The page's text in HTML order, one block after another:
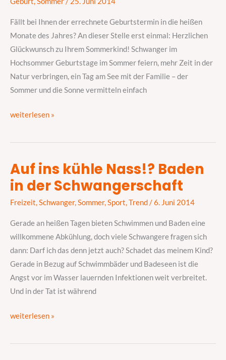
Fällt bei Ihnen der errechnete Geburtstermin in die heißen
Monate des Jahres? An dieser Stelle erst einmal: Herzlichen
Glückwunsch zu Ihrem Sommerkind! Schwanger im
Hochsommer Geburtstage im Sommer feiern, mehr Zeit in der
Natur verbringen, ein Tag am See mit der Familie – der
Sommer und die Sonne vermitteln einfach
im
Hochsommer
weiterlesen »
Auf ins kühle Nass!? Baden
in der Schwangerschaft
Freizeit,Schwanger,Sommer,Sport,Trend/6. Juni 2014
Gerade an heißen Tagen bieten Schwimmen und Baden eine
willkommene Abkühlung, doch viele Schwangere fragen sich
dann: Darf ich das denn jetzt auch? Schadet das meinem Kind?
Gerade in Bezug auf Schwimmbäder und Badeseen ist die
Angst vor im Wasser lauernden Infektionen weit verbreitet.
Und in der Tat ist während
Auf
ins
Nass!?
Baden
in
der
Schwangerschaft
weiterlesen »